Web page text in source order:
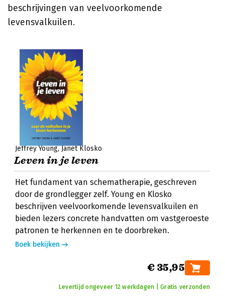
beschrijvingen van veelvoorkomende
levensvalkuilen.
Jeffrey Young Janet Klosko
Leven in je leven
Het fundament van schematherapie, geschreven
door de grondlegger zelf. Young en Klosko
beschrijven veelvoorkomende levensvalkuilen en
bieden lezers concrete handvatten om vastgeroeste
patronen te herkennen en te doorbreken.
Boek bekijken
€ 35,95
Levertijd ongeveer 12 werkdagen | Gratis verzonden